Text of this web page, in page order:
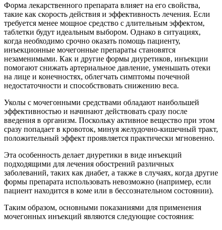
Форма лекарственного препарата влияет на его свойства,
такие как скорость действия и эффективность лечения. Если
требуется менее мощное средство с длительным эффектом,
таблетки будут идеальным выбором. Однако в ситуациях,
когда необходимо срочно оказать помощь пациенту,
инъекционные мочегонные препараты становятся
незаменимыми. Как и другие формы диуретиков, инъекции
помогают снижать артериальное давление, уменьшать отеки
на лице и конечностях, облегчать симптомы почечной
недостаточности и способствовать снижению веса.
Уколы с мочегонными средствами обладают наибольшей
эффективностью и начинают действовать сразу после
введения в организм. Поскольку активное вещество при этом
сразу попадает в кровоток, минуя желудочно-кишечный тракт,
положительный эффект проявляется практически мгновенно.
Эта особенность делает диуретики в виде инъекций
подходящими для лечения обострений различных
заболеваний, таких как диабет, а также в случаях, когда другие
формы препарата использовать невозможно (например, если
пациент находится в коме или в бессознательном состоянии).
Таким образом, основными показаниями для применения
мочегонных инъекций являются следующие состояния: